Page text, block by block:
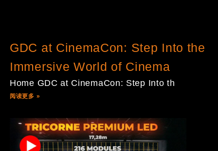
GDC at CinemaCon: Step Into the
Immersive World of Cinema
Home GDC at CinemaCon: Step Into th
阅读更多 »